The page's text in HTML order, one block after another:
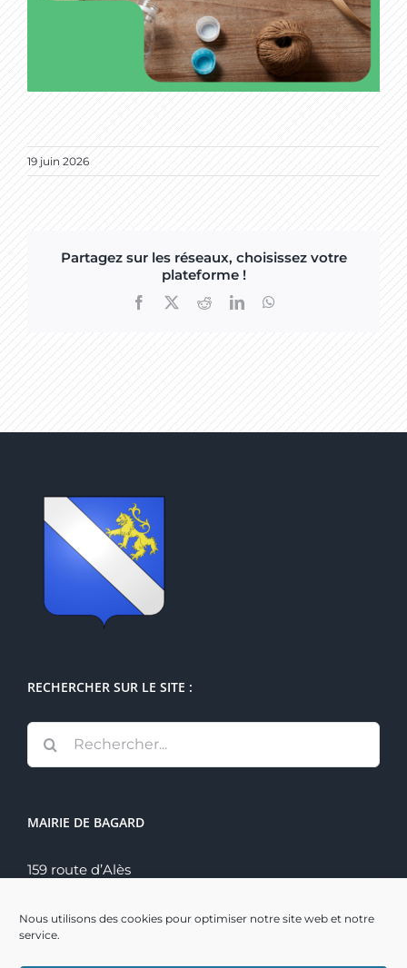
Nous utilisons des cookies pour optimiser notre site web et notre
service.
19 juin 2026
Partagez sur les réseaux, choisissez votre
plateforme !
Facebook RedditLinkedIn
RECHERCHER SUR LE SITE :
MAIRIE DE BAGARD
159 route d’Alès
Tél. : 04 66 60 70 22